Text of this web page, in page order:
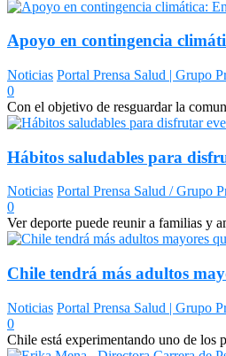
Apoyo en contingencia
Noticias Portal Prensa Salud | Grupo
0
Con el objetivo de resguardar la
Hábitos saludables para
Noticias Portal Prensa Salud / Grupo
0
Ver deporte puede reunir a familias y
Chile tendrá más adultos
Noticias Portal Prensa Salud | Grupo
0
Chile está experimentando uno de los